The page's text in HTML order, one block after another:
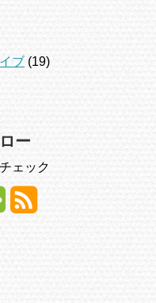
ブ (19)
ー
ェック